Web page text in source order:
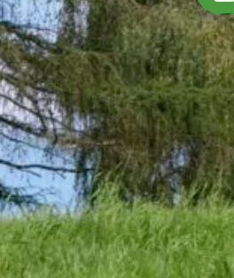
de mémoire